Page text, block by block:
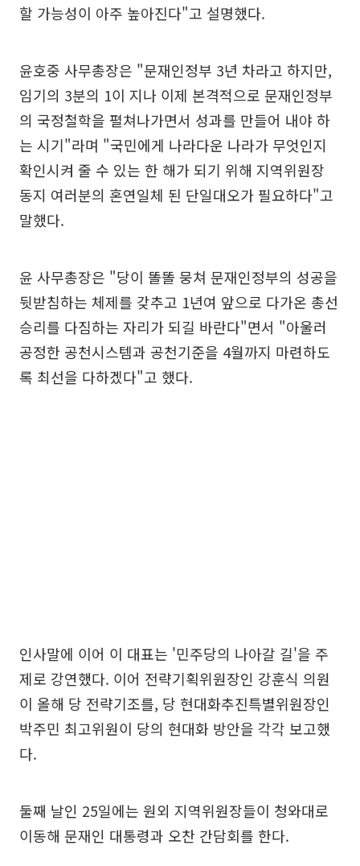
할 가능성이 아주 높아진다"고 설명했다.
윤호중 사무총장은 "문재인정부 3년 차라고 하지만,
임기의 3분의 1이 지나 이제 본격적으로 문재인정부
의 국정철학을 펼쳐나가면서 성과를 만들어 내야 하
는 시기"라며 "국민에게 나라다운 나라가 무엇인지
확인시켜 줄 수 있는 한 해가 되기 위해 지역위원장
동지 여러분의 혼연일체 된 단일대오가 필요하다"고
말했다.
윤 사무총장은 "당이 똘똘 뭉쳐 문재인정부의 성공을
뒷받침하는 체제를 갖추고 1년여 앞으로 다가온 총선
승리를 다짐하는 자리가 되길 바란다"면서 "아울러
공정한 공천시스템과 공천기준을 4월까지 마련하도
록 최선을 다하겠다"고 했다.
인사말에 이어 이 대표는 '민주당의 나아갈 길'을 주
제로 강연했다. 이어 전략기획위원장인 강훈식 의원
이 올해 당 전략기조를, 당 현대화추진특별위원장인
박주민 최고위원이 당의 현대화 방안을 각각 보고했
다.
둘째 날인 25일에는 원외 지역위원장들이 청와대로
이동해 문재인 대통령과 오찬 간담회를 한다.